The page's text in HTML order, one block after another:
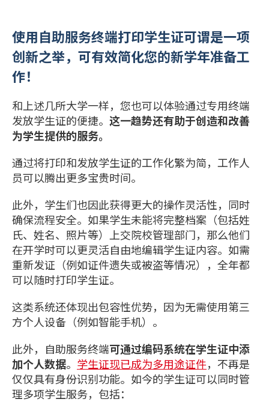
使用自助服务终端打印学生证可谓是一项
创新之举，可有效简化您的新学年准备工
作！
和上述几所大学一样，您也可以体验通过专用终端
发放学生证的便捷。 这一趋势还有助于创造和改善
为学生提供的服务。
通过将打印和发放学生证的工作化繁为简，工作人
员可以腾出更多宝贵时间。
此外，学生们也因此获得更大的操作灵活性，同时
确保流程安全。如果学生未能将完整档案（包括姓
氏、姓名、照片等）上交院校管理部门，那么他们
在开学时可以更灵活自由地编辑学生证内容。如需
重新发证（例如证件遗失或被盗等情况），全年都
可以随时打印学生证。
这类系统还体现出包容性优势，因为无需使用第三
方个人设备（例如智能手机）。
此外，自助服务终端可通过编码系统在学生证中添
加个人数据。 学生证现已成为多用途证件，不再是
仅仅具有身份识别功能。如今的学生证可以同时管
理多项学生服务，包括：